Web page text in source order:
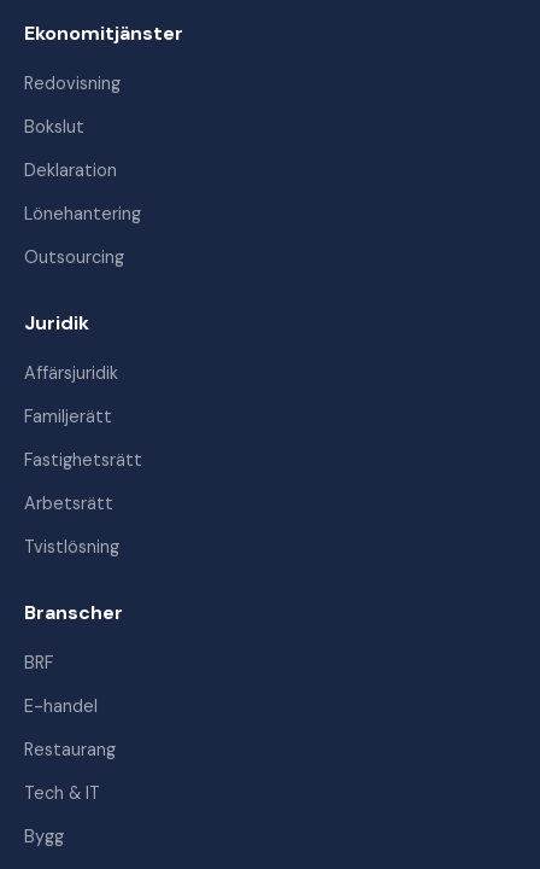
Ekonomitjänster
Redovisning
Bokslut
Deklaration
Lönehantering
Outsourcing
Juridik
Affärsjuridik
Familjerätt
Fastighetsrätt
Arbetsrätt
Tvistlösning
Branscher
BRF
E-handel
Restaurang
Tech & IT
Bygg